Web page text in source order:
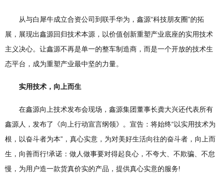
从与白犀牛成立合资公司到联手华为，鑫源“科技朋友圈”的拓
展，展现出鑫源回归技术本源，以价值创新重塑产业底座的实用技术
主义决心。让鑫源不再是单一的整车制造商，而是一个开放的技术生
态平台，成为重塑产业最中坚的力量。
实用技术，向上而生
在鑫源向上技术发布会现场，鑫源集团董事长龚大兴还代表所有
鑫源人，发布了《向上行动宣言纲领》。宣告：将始终“以实用技术为
根，以奋斗者为本”，真心实意，为对美好生活向往的奋斗者，向上而
生，向善而行!承诺：做人做事要对得起良心，不夸大、不欺骗、不怠
慢，为用户造一款货真价实的产品，提供真心实意的服务!